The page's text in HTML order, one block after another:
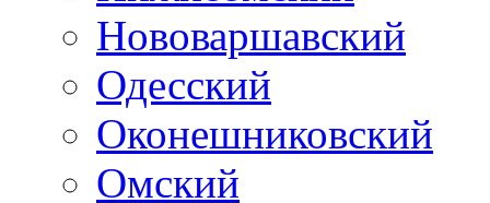
Нововаршавский
Одесский
Оконешниковский
Омский